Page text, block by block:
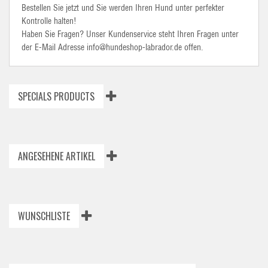
Bestellen Sie jetzt und Sie werden Ihren Hund unter perfekter
Kontrolle halten!
Haben Sie Fragen? Unser Kundenservice steht Ihren Fragen unter
der E-Mail Adresse info@hundeshop-labrador.de offen.
SPECIALS PRODUCTS
ANGESEHENE ARTIKEL
WUNSCHLISTE